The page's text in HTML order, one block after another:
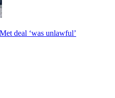
deal ‘was unlawful’